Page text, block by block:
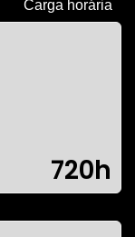
Carga horária
720h